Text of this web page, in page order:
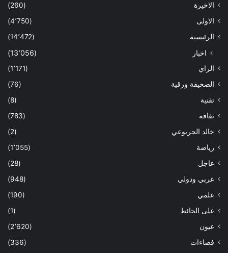
الاخيرة
(260)
الاولى
(4٬750)
الرئيسية
(14٬472)
اخبار (13٬056)
الراي
(1٬171)
الصحيفة ورقية
(76)
تقنية
(8)
ثقافة
(783)
خالد الجربوعي
(2)
رياضة
(1٬055)
عاجل
(28)
عربي ودولي
(948)
علمي
(190)
على الحائط
(1)
عيون
(2٬620)
فضاءات
(336)